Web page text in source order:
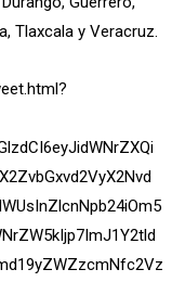
Tlaxcala y Veracruz.